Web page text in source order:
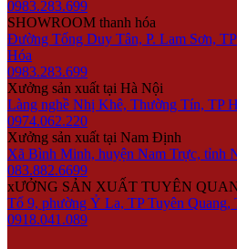
0983.283.699
SHOWROOM thanh hóa
Đường Tống Duy Tân, P. Lam Sơn,
Hóa
0983.283.699
Xưởng sản xuất tại Hà Nội
Làng nghề Nhị Khê, Thường Tín, TP
0974.062.220
Xưởng sản xuất tại Nam Định
Xã Bình Minh, huyện Nam Trực, tỉnh
083.882.6699
xƯỞNG SẢN XUẤT TUYÊN
Tổ 9, phường Ỷ La, TP Tuyên Quang,
0918.041.089